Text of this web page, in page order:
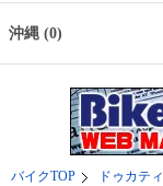
沖縄 (0)
バイクTOP ドゥカティ